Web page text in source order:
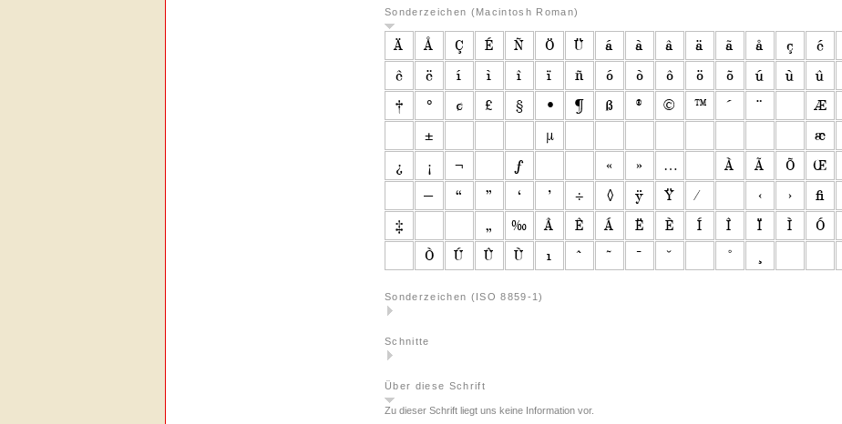
Sonderzeichen (Macintosh Roman)
Sonderzeichen (ISO 8859-1)
Schnitte
Über diese Schrift
Zu dieser Schrift liegt uns keine Information vor.